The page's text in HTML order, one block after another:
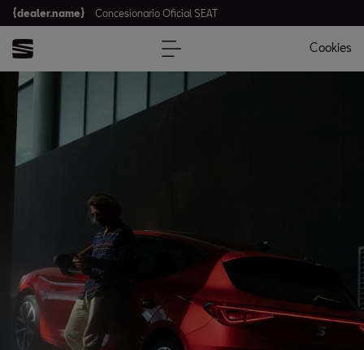
{dealer.name} Concesionario Oficial SEAT
Cookies